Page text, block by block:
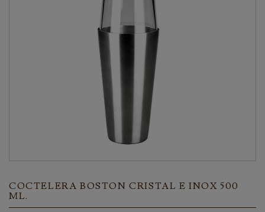
COCTELERA BOSTON CRISTAL E INOX 500
ML.